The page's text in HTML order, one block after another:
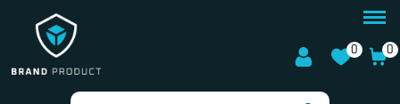
0 0